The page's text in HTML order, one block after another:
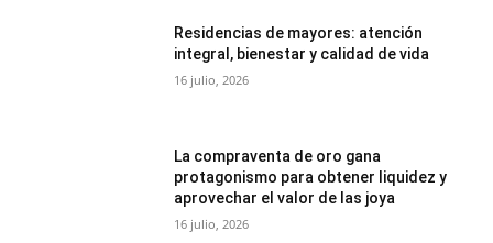
Residencias de mayores: atención
integral, bienestar y calidad de vida
16 julio, 2026
La compraventa de oro gana
protagonismo para obtener liquidez y
aprovechar el valor de las joya
16 julio, 2026